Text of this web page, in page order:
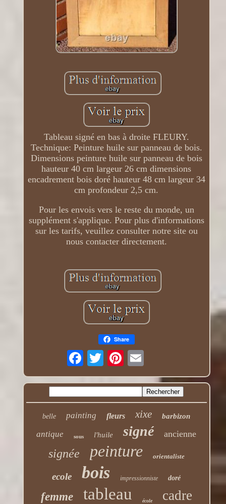
Tableau signé en bas à droite FLEURY.
Technique: Peinture huile sur panneau de bois.
Dimensions peinture huile sur panneau de bois
hauteur 40 cm largeur 26 cm dimensions
encadrement bois doré hauteur 48 cm largeur 34
cm profondeur 2,5 cm.
Pour les envois vers le reste du monde, un
supplément s'applique. Pour plus d'informations
sur les tarifs, veuillez consulter notre site ou
nous contacter directement.
Share
belle painting fleurs xixe barbizon
antique sous l'huile signé ancienne
signée peinture orientaliste
ecole bois impressionniste doré
femme tableau école cadre